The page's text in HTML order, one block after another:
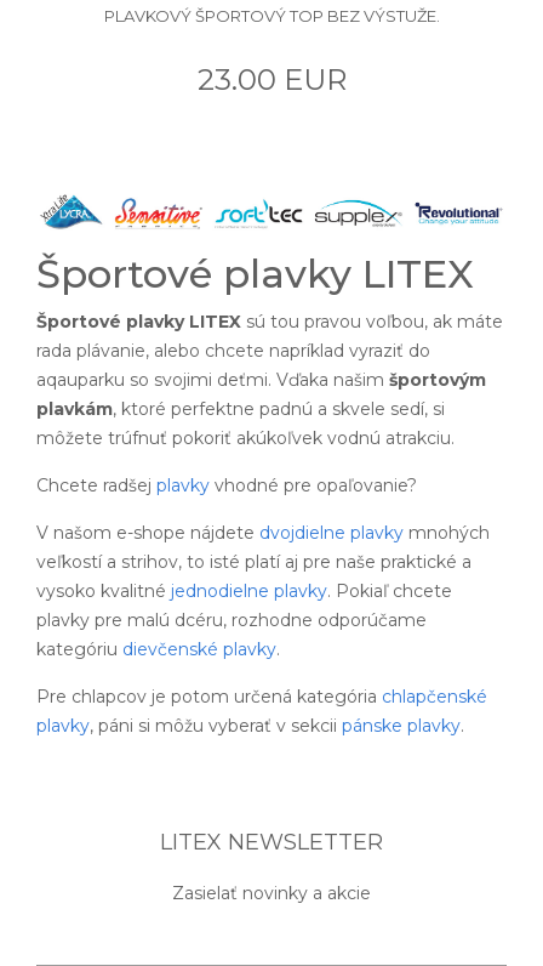
PLAVKOVÝ ŠPORTOVÝ TOP BEZ VÝSTUŽE.
23.00 EUR
Športové plavky LITEX
Športové plavky LITEX sú tou pravou voľbou, ak máte
rada plávanie, alebo chcete napríklad vyraziť do
aqauparku so svojimi deťmi. Vďaka našim športovým
plavkám, ktoré perfektne padnú a skvele sedí, si
môžete trúfnuť pokoriť akúkoľvek vodnú atrakciu.
Chcete radšej plavky vhodné pre opaľovanie?
V našom e-shope nájdete dvojdielne plavky mnohých
veľkostí a strihov, to isté platí aj pre naše praktické a
vysoko kvalitné jednodielne plavky. Pokiaľ chcete
plavky pre malú dcéru, rozhodne odporúčame
kategóriu dievčenské plavky.
Pre chlapcov je potom určená kategória chlapčenské
plavky, páni si môžu vyberať v sekcii pánske plavky.
LITEX NEWSLETTER
Zasielať novinky a akcie